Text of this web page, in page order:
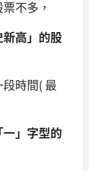
不多，
高」的股
時間( 最
一」字型的